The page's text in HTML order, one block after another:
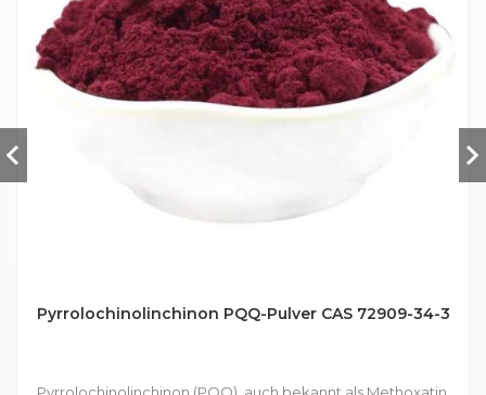
Pyrrolochinolinchinon PQQ-Pulver CAS 72909-34-3